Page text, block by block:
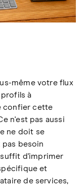
même votre flux
à
confier cette
n'est pas aussi
ne doit se
pas besoin
d'imprimer
et
de services,